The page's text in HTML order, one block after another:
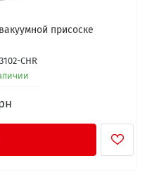
присоске
CHR